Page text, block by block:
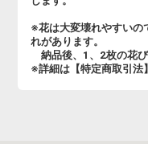
※花は大変壊れやすいの
れがあります。
納品後、1、2枚の花び
※詳細は【特定商取引法